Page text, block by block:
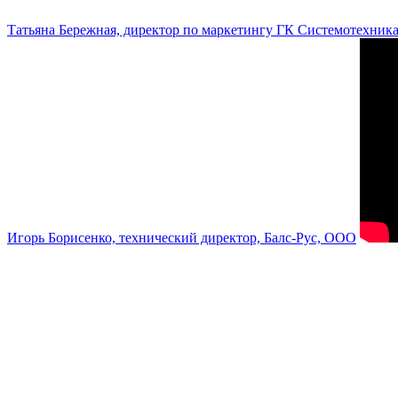
Татьяна Бережная, директор по маркетингу ГК Системотехника
Игорь Борисенко, технический директор, Балс-Рус, ООО